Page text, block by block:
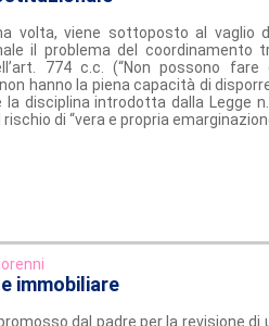
volta, viene sottoposto al vaglio
il problema del coordinamento
774 c.c. (“Non possono fare
hanno la piena capacità di
la disciplina introdotta dalla Legge
di “vera e propria
immobiliare
dal padre per la revisione di